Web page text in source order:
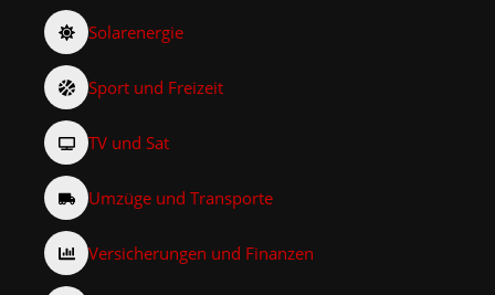
Solarenergie
Sport und Freizeit
TV und Sat
Umzüge und Transporte
Versicherungen und Finanzen